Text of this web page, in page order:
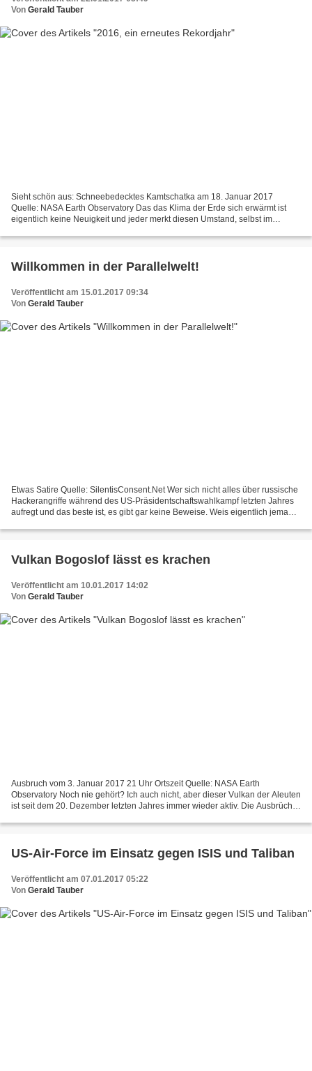
Von Gerald Tauber
Sieht schön aus: Schneebedecktes Kamtschatka am 18. Januar 2017
Quelle: NASA Earth Observatory Das das Klima der Erde sich erwärmt ist
eigentlich keine Neuigkeit und jeder merkt diesen Umstand, selbst im
Willkommen in der Parallelwelt!
Veröffentlicht am 15.01.2017 09:34
Von Gerald Tauber
Etwas Satire Quelle: SilentisConsent.Net Wer sich nicht alles über russische
Hackerangriffe während des US-Präsidentschaftswahlkampf letzten Jahres
aufregt und das beste ist, es gibt gar keine Beweise. Weis eigentlich jemand
Vulkan Bogoslof lässt es krachen
Veröffentlicht am 10.01.2017 14:02
Von Gerald Tauber
Ausbruch vom 3. Januar 2017 21 Uhr Ortszeit Quelle: NASA Earth
Observatory Noch nie gehört? Ich auch nicht, aber dieser Vulkan der Aleuten
ist seit dem 20. Dezember letzten Jahres immer wieder aktiv. Die Ausbrüche
US-Air-Force im Einsatz gegen ISIS und Taliban
Veröffentlicht am 07.01.2017 05:22
Von Gerald Tauber